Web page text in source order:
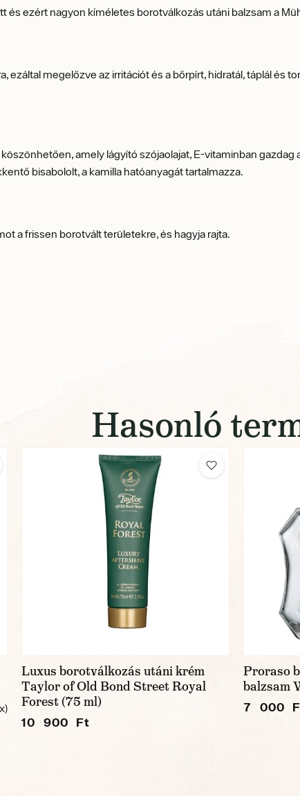
és ezért nagyon kíméletes borotválkozás utáni balzsam a
ezáltal megelőzve az irritációt és a bőrpírt, hidratál, táplál és
amely lágyító szójaolajat, E-vitaminban
bisabololt, a kamilla hatóanyagát tartalmazza.
a frissen borotvált területekre, és hagyja rajta.
Hasonló
Luxus borotválkozás utáni krém
Taylor of Old Bond Street Royal
Forest (75 ml)
10 900 Ft
Proraso
balzsam
7 000